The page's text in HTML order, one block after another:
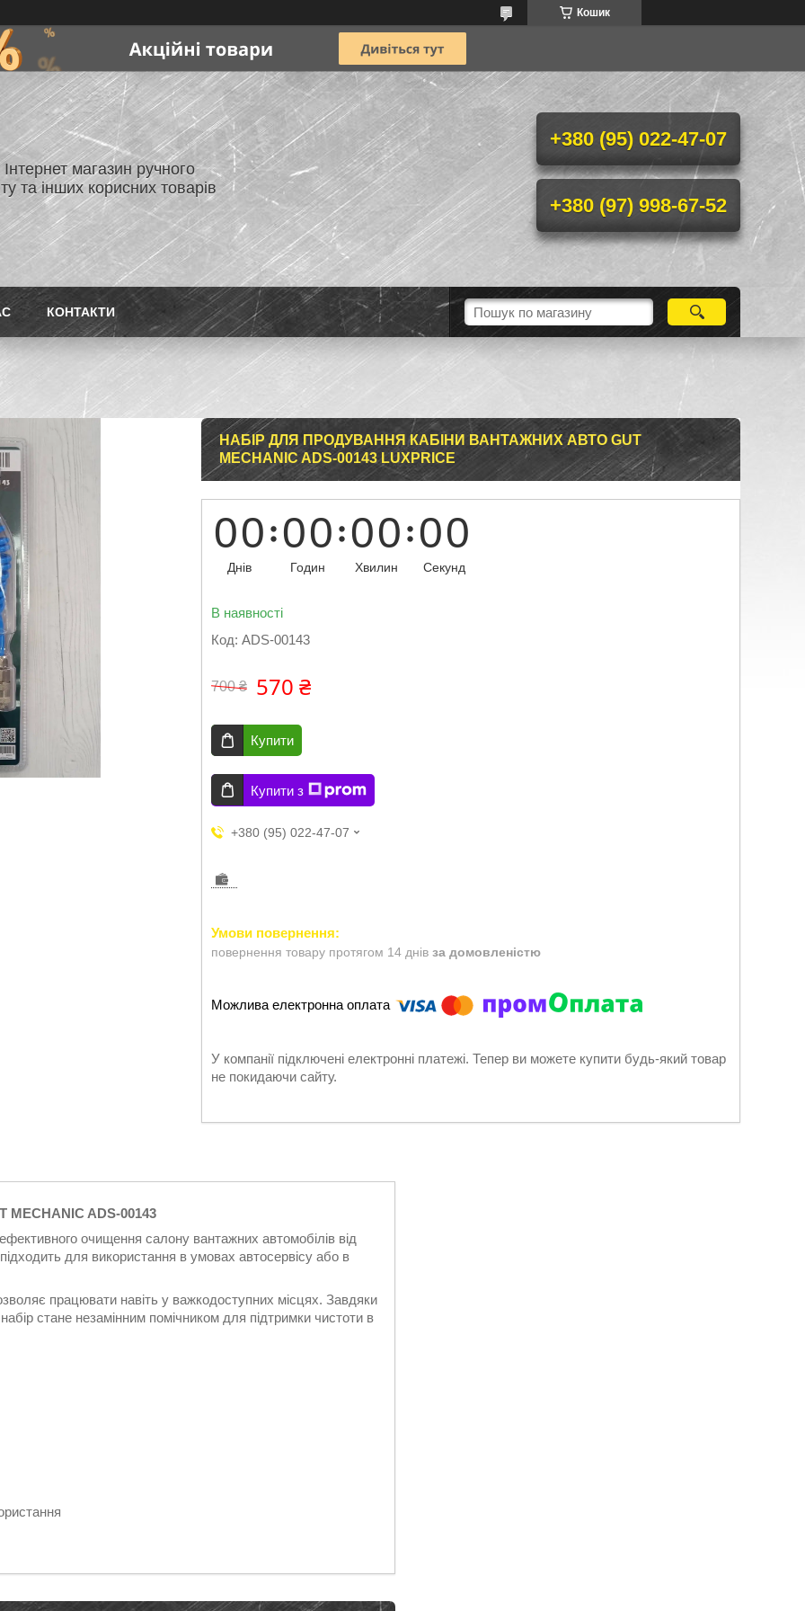
Кошик
магазин ручного
та інших корисних товарів
+380 (95) 022-47-07
+380 (97) 998-67-52
КОНТАКТИ
НАБІР ДЛЯ ПРОДУВАННЯ КАБІНИ ВАНТАЖНИХ АВТО GUT
MECHANIC ADS-00143 LUXPRICE
00
Днів
00
Годин
00
Хвилин
00
Секунд
В наявності
Код: ADS-00143
700 ₴ 570 ₴
Купити
Купити з
+380 (95) 022-47-07
повернення товару протягом 14 днів за домовленістю
У компанії підключені електронні платежі. Тепер ви можете купити будь-який товар
не покидаючи сайту.
MECHANIC ADS-00143
очищення салону вантажних автомобілів від
для використання в умовах автосервісу або в
працювати навіть у важкодоступних місцях. Завдяки
набір стане незамінним помічником для підтримки чистоти в